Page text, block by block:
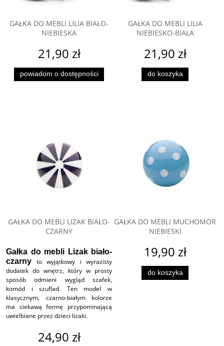
GAŁKA DO MEBLI LILIA BIAŁO-
NIEBIESKA
21,90 zł
powiadom o dostępności
GAŁKA DO MEBLI LILIA
NIEBIESKO-BIAŁA
21,90 zł
do koszyka
GAŁKA DO MEBLI LIZAK BIAŁO-
CZARNY
Gałka do mebli Lizak biało-
czarny to wyjątkowy i wyrazisty
dodatek do wnętrz, który w prosty
sposób odmieni wygląd szafek,
komód i szuflad. Ten model w
klasycznym, czarno-białym kolorze
ma ciekawą formę przypominającą
uwielbiane przez dzieci lizaki.
24,90 zł
GAŁKA DO MEBLI MUCHOMOR
NIEBIESKI
19,90 zł
do koszyka